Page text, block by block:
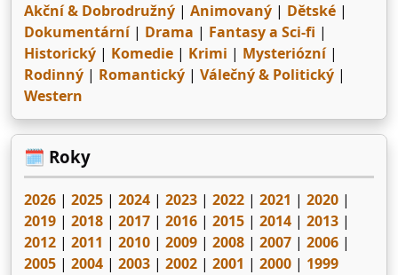
Akční & Dobrodružný | Animovaný | Dětské |
Dokumentární| Drama | Fantasy a Sci-fi |
Historický | Komedie | Krimi | Mysteriózní|
Rodinný | Romantický | Válečný & Politický |
Western
🗓️ Roky
2026 | 2025 | 2024 | 2023 | 2022 | 2021 | 2020 |
2019 | 2018 | 2017 | 2016 | 2015 | 2014 | 2013 |
2012 | 2011 | 2010 | 2009 | 2008 | 2007 | 2006 |
2005 | 2004 | 2003 | 2002 | 2001 | 2000 | 1999